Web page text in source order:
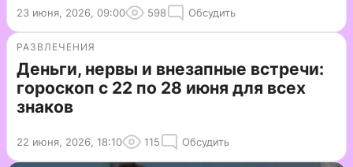
23 июня, 2026, 09:00 598 Обсудить
РАЗВЛЕЧЕНИЯ
Деньги, нервы и внезапные встречи:
гороскоп с 22 по 28 июня для всех
знаков
22 июня, 2026, 18:10 115 Обсудить